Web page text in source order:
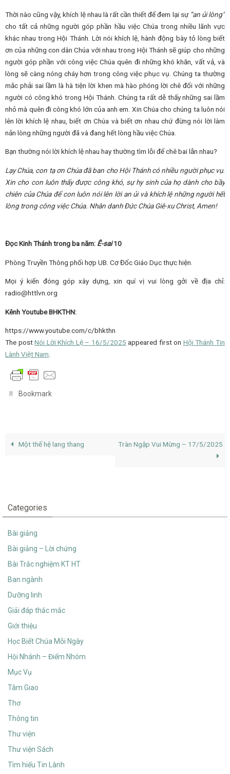
Thời nào cũng vậy, khích lệ nhau là rất cần thiết để đem lại sự “an ủi lòng”
cho tất cả những người góp phần hầu việc Chúa trong nhiều lãnh vực
khác nhau trong Hội Thánh. Lời nói khích lệ, hành động bày tỏ lòng biết
ơn của những con dân Chúa với nhau trong Hội Thánh sẽ giúp cho những
người góp phần với công việc Chúa quên đi những khó khăn, vất vả, và
lòng sẽ càng nóng cháy hơn trong công việc phục vụ. Chúng ta thường
mắc phải sai lầm là hà tiện lời khen mà hào phóng lời chê đối với những
người có công khó trong Hội Thánh. Chúng ta rất dễ thấy những sai lầm
nhỏ mà quên đi công khó lớn của anh em. Xin Chúa cho chúng ta luôn nói
lên lời khích lệ nhau, biết ơn Chúa và biết ơn nhau chứ đừng nói lời làm
nản lòng những người đã và đang hết lòng hầu việc Chúa.
Bạn thường nói lời khích lệ nhau hay thường tìm lỗi để chê bai lẫn nhau?
Lạy Chúa, con tạ ơn Chúa đã ban cho Hội Thánh có nhiều người phục vụ.
Xin cho con luôn thấy được công khó, sự hy sinh của họ dành cho bầy
chiên của Chúa để con luôn nói lên lời an ủi và khích lệ những người hết
lòng trong công việc Chúa. Nhân danh Đức Chúa Giê-xu Christ, Amen!
Đọc Kinh Thánh trong ba năm: Ê-sai10
Phòng Truyền Thông phối hợp UB. Cơ Đốc Giáo Dục thực hiện.
Mọi ý kiến đóng góp xây dựng, xin quí vị vui lòng gởi về địa chỉ:
radio@httlvn.org
Kênh Youtube BHKTHN:
https://www.youtube.com/c/bhkthn
The postNói Lời Khích Lệ – 16/5/2025 appeared first on Hội Thánh Tin
Lành Việt Nam.
Bookmark.
Một thế hệ lang thang Tràn Ngập Vui Mừng – 17/5/2025
Categories
Bài giảng
Bài giảng – Lời chứng
Bài Trắc nghiệm KT HT
Ban ngành
Dưỡng linh
Giải đáp thắc mắc
Giới thiệu
Học Biết Chúa Mỗi Ngày
Hội Nhánh – Điểm Nhóm
Mục Vụ
Tâm Giao
Thơ
Thông tin
Thư viện
Thư viện Sách
Tìm hiểu Tin Lành